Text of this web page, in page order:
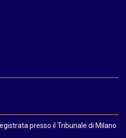
presso il Tribunale di Milano